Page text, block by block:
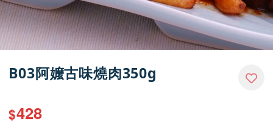
B03阿嬤古味燒肉350g
$428